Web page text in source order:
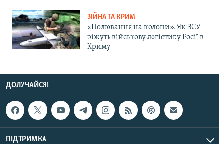
ВІЙНА ТА КРИМ
«Полювання на колони». Як ЗСУ
ріжуть військову логістику Росії в
Криму
ДОЛУЧАЙСЯ!
ПІДТРИМКА